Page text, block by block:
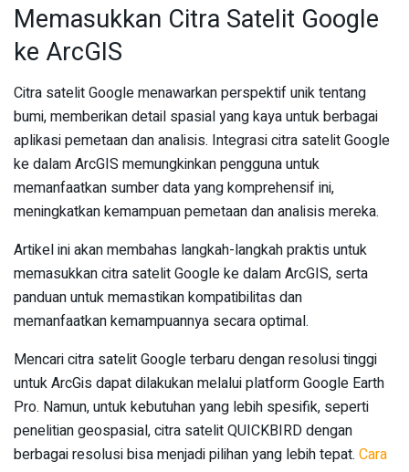
Memasukkan Citra Satelit Google
ke ArcGIS
Citra satelit Google menawarkan perspektif unik tentang
bumi, memberikan detail spasial yang kaya untuk berbagai
aplikasi pemetaan dan analisis. Integrasi citra satelit Google
ke dalam ArcGIS memungkinkan pengguna untuk
memanfaatkan sumber data yang komprehensif ini,
meningkatkan kemampuan pemetaan dan analisis mereka.
Artikel ini akan membahas langkah-langkah praktis untuk
memasukkan citra satelit Google ke dalam ArcGIS, serta
panduan untuk memastikan kompatibilitas dan
memanfaatkan kemampuannya secara optimal.
Mencari citra satelit Google terbaru dengan resolusi tinggi
untuk ArcGis dapat dilakukan melalui platform Google Earth
Pro. Namun, untuk kebutuhan yang lebih spesifik, seperti
penelitian geospasial, citra satelit QUICKBIRD dengan
berbagai resolusi bisa menjadi pilihan yang lebih tepat. Cara